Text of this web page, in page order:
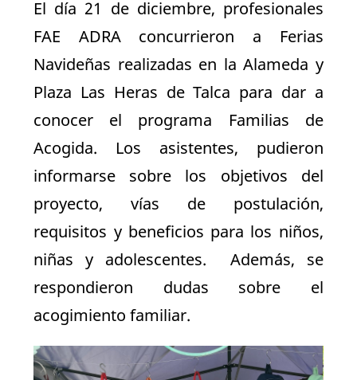
El día 21 de diciembre, profesionales
FAE ADRA concurrieron a Ferias
Navideñas realizadas en la Alameda y
Plaza Las Heras de Talca para dar a
conocer el programa Familias de
Acogida. Los asistentes, pudieron
informarse sobre los objetivos del
proyecto, vías de postulación,
requisitos y beneficios para los niños,
niñas y adolescentes. Además, se
respondieron dudas sobre el
acogimiento familiar.